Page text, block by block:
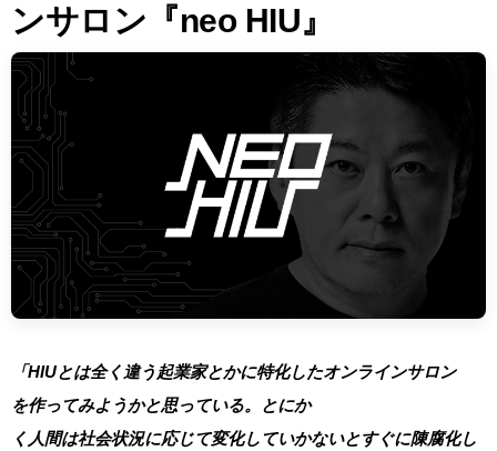
ンサロン『neo HIU』
「HIUとは全く違う起業家とかに特化したオンラインサロン
を作ってみようかと思っている。
とにか
く 人間は社会状況に応じて変化していかないとすぐに陳腐化し